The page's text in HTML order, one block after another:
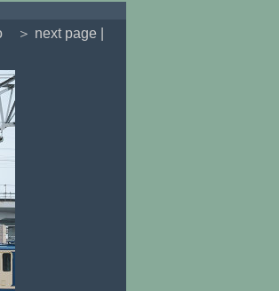
＞ next page |